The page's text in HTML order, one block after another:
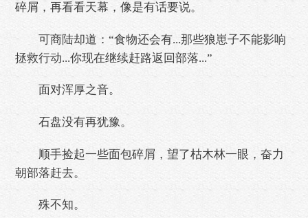
碎屑，再看看天幕，像是有话要说。
可商陆却道：“食物还会有...那些狼崽子不能影响
拯救行动...你现在继续赶路返回部落...”
面对浑厚之音。
石盘没有再犹豫。
顺手捡起一些面包碎屑，望了枯木林一眼，奋力
朝部落赶去。
殊不知。